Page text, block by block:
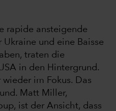
rapide ansteigende
Ukraine und eine Baisse
traten die
in den Hintergrund.
im Fokus. Das
Matt Miller,
ist der Ansicht, dass